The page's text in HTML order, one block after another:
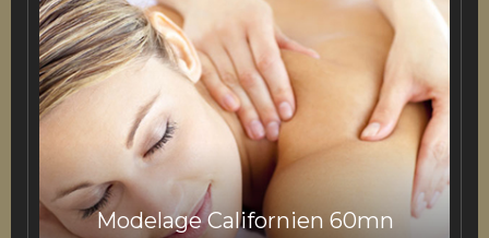
Modelage Californien 60mn